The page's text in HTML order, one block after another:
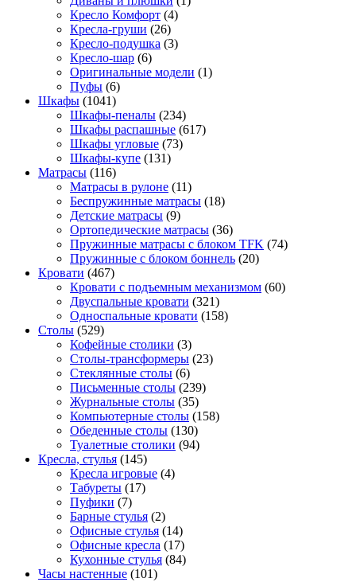
Кресло Комфорт (4)
Кресла-груши (26)
Кресло-подушка (3)
Кресло-шар (6)
Оригинальные модели (1)
Пуфы (6)
Шкафы (1041)
Шкафы-пеналы (234)
Шкафы распашные (617)
Шкафы угловые (73)
Шкафы-купе (131)
Матрасы (116)
Матрасы в рулоне (11)
Беспружинные матрасы (18)
Детские матрасы (9)
Ортопедические матрасы (36)
Пружинные матрасы с блоком TFK (74)
Пружинные с блоком боннель (20)
Кровати (467)
Кровати с подъемным механизмом (60)
Двуспальные кровати (321)
Односпальные кровати (158)
Столы (529)
Кофейные столики (3)
Столы-трансформеры (23)
Стеклянные столы (6)
Письменные столы (239)
Журнальные столы (35)
Компьютерные столы (158)
Обеденные столы (130)
Туалетные столики (94)
Кресла, стулья (145)
Кресла игровые (4)
Табуреты (17)
Пуфики (7)
Барные стулья (2)
Офисные стулья (14)
Офисные кресла (17)
Кухонные стулья (84)
Часы настенные (101)